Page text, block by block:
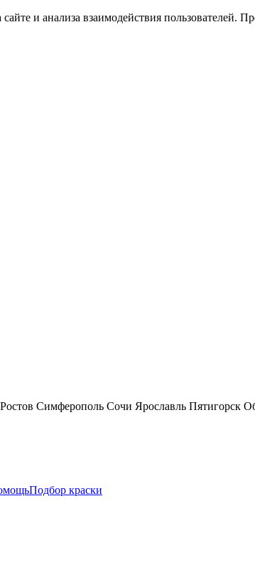
и анализа взаимодействия пользователей.
Ростов Симферополь Сочи Ярославль Пятигорск
Подбор краски